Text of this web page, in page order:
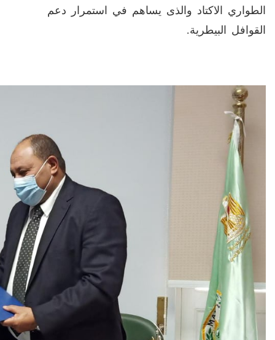
الطواري الاكتاد والذى يساهم في استمرار دعم
القوافل البيطرية.